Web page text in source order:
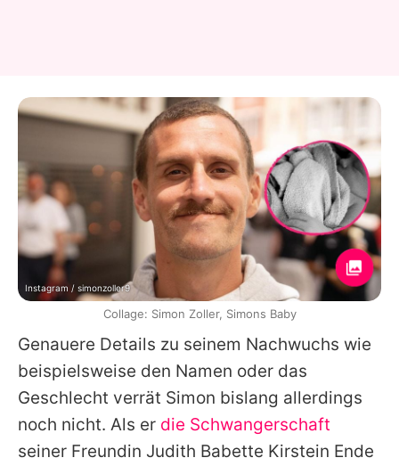
Genauere Details zu seinem Nachwuchs wie
beispielsweise den Namen oder das
Geschlecht verrät Simon bislang allerdings
noch nicht. Als er die Schwangerschaft
seiner Freundin Judith Babette Kirstein Ende
Instagram / simonzoller9
Collage: Simon Zoller, Simons Baby